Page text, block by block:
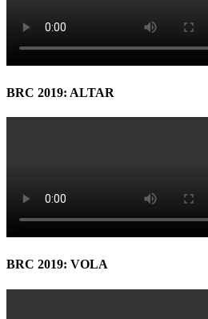
BRC 2019: ALTAR
BRC 2019: VOLA